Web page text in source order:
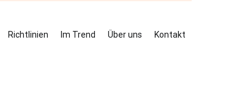
Richtlinien Im Trend Über uns Kontakt